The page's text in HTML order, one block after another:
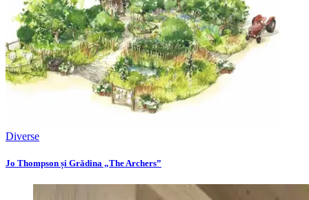
Diverse
Jo Thompson și Grădina „The Archers”